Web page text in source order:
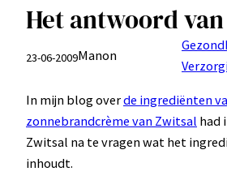
Het antwoord
23-06-2009Manon
In mijn blog overde ingrediënten
zonnebrandcrème van Zwitsal had
Zwitsal na te vragen wat het
inhoudt.